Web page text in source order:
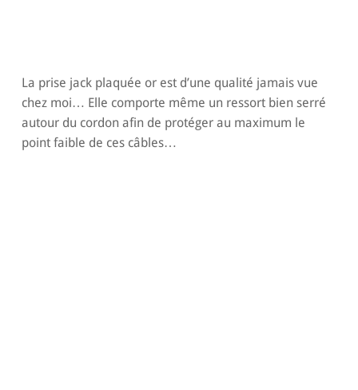
La prise jack plaquée or est d’une qualité jamais vue
chez moi… Elle comporte même un ressort bien serré
autour du cordon afin de protéger au maximum le
point faible de ces câbles…